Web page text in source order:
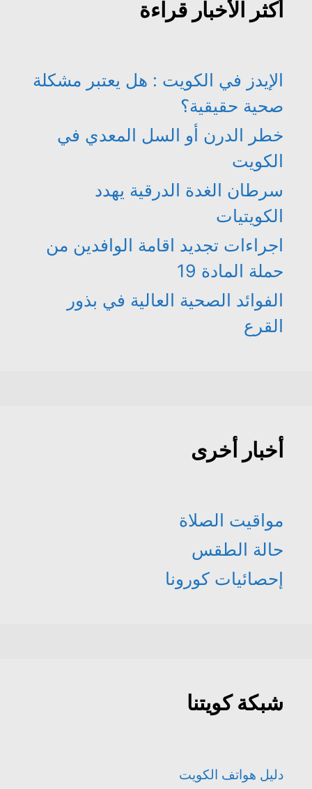
أكثر الأخبار قراءة
الإيدز في الكويت : هل يعتبر مشكلة
صحية حقيقية؟
خطر الدرن أو السل المعدي في
الكويت
سرطان الغدة الدرقية يهدد
الكويتيات
اجراءات تجديد اقامة الوافدين من
حملة المادة 19
الفوائد الصحية العالية في بذور
القرع
أخبار أخرى
مواقيت الصلاة
حالة الطقس
إحصائيات كورونا
شبكة كويتنا
دليل هواتف الكويت